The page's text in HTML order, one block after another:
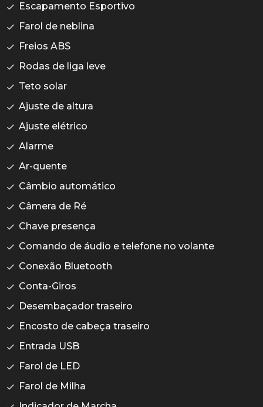
Escapamento Esportivo
Farol de neblina
Freios ABS
Rodas de liga leve
Teto solar
Ajuste de altura
Ajuste elétrico
Alarme
Ar-quente
Câmbio automático
Câmera de Ré
Chave presença
Comando de áudio e telefone no volante
Conexão Bluetooth
Conta-Giros
Desembaçador traseiro
Encosto de cabeça traseiro
Entrada USB
Farol de LED
Farol de Milha